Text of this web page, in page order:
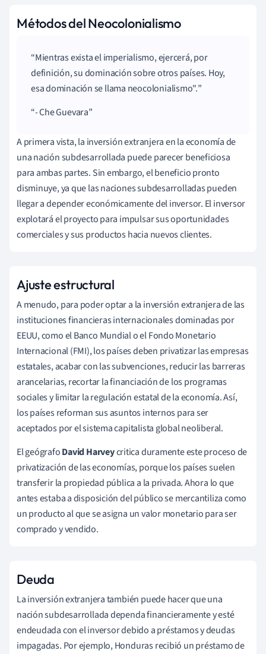
Métodos del Neocolonialismo
Mientras exista el imperialismo, ejercerá, por
definición, su dominación sobre otros países. Hoy,
esa dominación se llama neocolonialismo".
- Che Guevara
A primera vista, la inversión extranjera en la economía de
una nación subdesarrollada puede parecer beneficiosa
para ambas partes. Sin embargo, el beneficio pronto
disminuye, ya que las naciones subdesarrolladas pueden
llegar a depender económicamente del inversor. El inversor
explotará el proyecto para impulsar sus oportunidades
comerciales y sus productos hacia nuevos clientes.
Ajuste estructural
A menudo, para poder optar a la inversión extranjera de las
instituciones financieras internacionales dominadas por
EEUU, como el Banco Mundial o el Fondo Monetario
Internacional (FMI), los países deben privatizar las empresas
estatales, acabar con las subvenciones, reducir las barreras
arancelarias, recortar la financiación de los programas
sociales y limitar la regulación estatal de la economía. Así,
los países reforman sus asuntos internos para ser
aceptados por el sistema capitalista global neoliberal.
El geógrafoDavid Harveycritica duramente este proceso de
privatización de las economías, porque los países suelen
transferir la propiedad pública a la privada. Ahora lo que
antes estaba a disposición del público se mercantiliza como
un producto al que se asigna un valor monetario para ser
comprado y vendido.
Deuda
La inversión extranjera también puede hacer que una
nación subdesarrollada dependa financieramente y esté
endeudada con el inversor debido a préstamos y deudas
impagadas. Por ejemplo, Honduras recibió un préstamo de